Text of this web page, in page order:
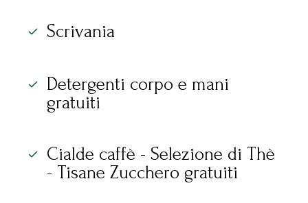
Scrivania
Detergenti corpo e mani
gratuiti
Cialde caffè - Selezione di Thè
- Tisane Zucchero gratuiti